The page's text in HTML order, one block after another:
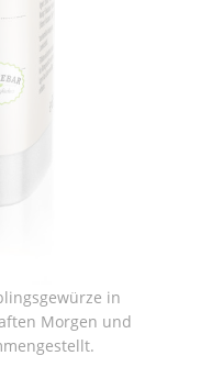
in
Morgen und